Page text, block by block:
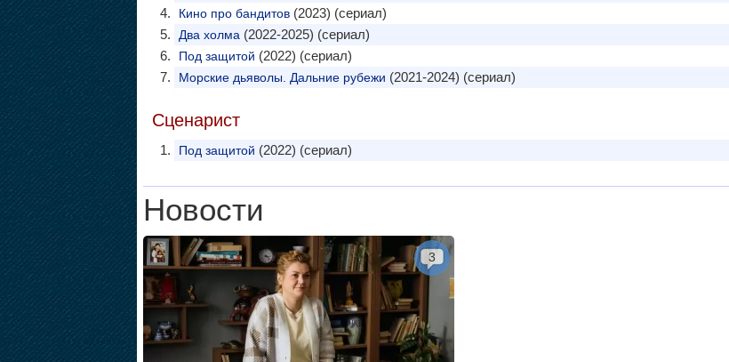
Кино про бандитов(2023) (сериал)
Два холма (2022-2025) (сериал)
Под защитой (2022) (сериал)
Морские дьяволы. Дальние рубежи (2021-2024) (сериал)
Сценарист
Под защитой (2022) (сериал)
Новости
3